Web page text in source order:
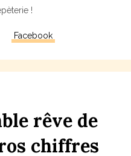
!
Facebook
rêve de
chiffres